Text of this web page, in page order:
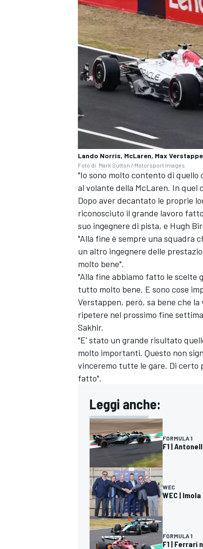
ENDURANCE/GT
MONOMARCA
Lando Norris, McLaren, Max
Foto di: Mark Sutton / Motorsport Images
"Io sono molto contento di quello
al volante della McLaren. In quel
Dopo aver decantato le proprie
riconosciuto il grande lavoro
suo ingegnere di pista, e Hugh
"Alla fine è sempre una squadra
un altro ingegnere delle
molto bene".
"Alla fine abbiamo fatto le scelte
tutto molto bene. E sono cose
Verstappen, però, sa bene che
ripetere nel prossimo fine
Sakhir.
"E' stato un grande risultato
molto importanti. Questo non
vinceremo tutte le gare. Di certo
fatto".
Leggi anche:
FORMULA 1
F1 |
WEC
WEC |
FORMULA 1
F1 | Ferrari